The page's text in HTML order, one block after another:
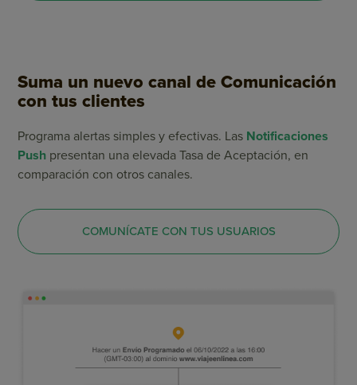
Suma un nuevo canal de Comunicación
con tus clientes
Programa alertas simples y efectivas. Las Notificaciones
Push presentan una elevada Tasa de Aceptación, en
comparación con otros canales.
COMUNÍCATE CON TUS USUARIOS